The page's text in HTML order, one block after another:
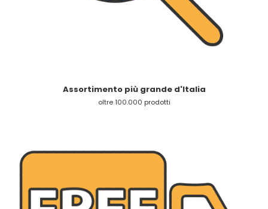
Assortimento più grande d'Italia
oltre 100.000 prodotti